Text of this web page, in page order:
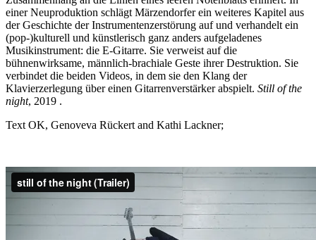
einer Neuproduktion schlägt Märzendorfer ein weiteres Kapitel aus
der Geschichte der Instrumentenzerstörung auf und verhandelt ein
(pop-)kulturell und künstlerisch ganz anders aufgeladenes
Musikinstrument: die E-Gitarre. Sie verweist auf die
bühnenwirksame, männlich-brachiale Geste ihrer Destruktion. Sie
verbindet die beiden Videos, in dem sie den Klang der
Klavierzerlegung über einen Gitarrenverstärker abspielt. Still of the
night, 2019 .
Text OK, Genoveva Rückert and Kathi Lackner;